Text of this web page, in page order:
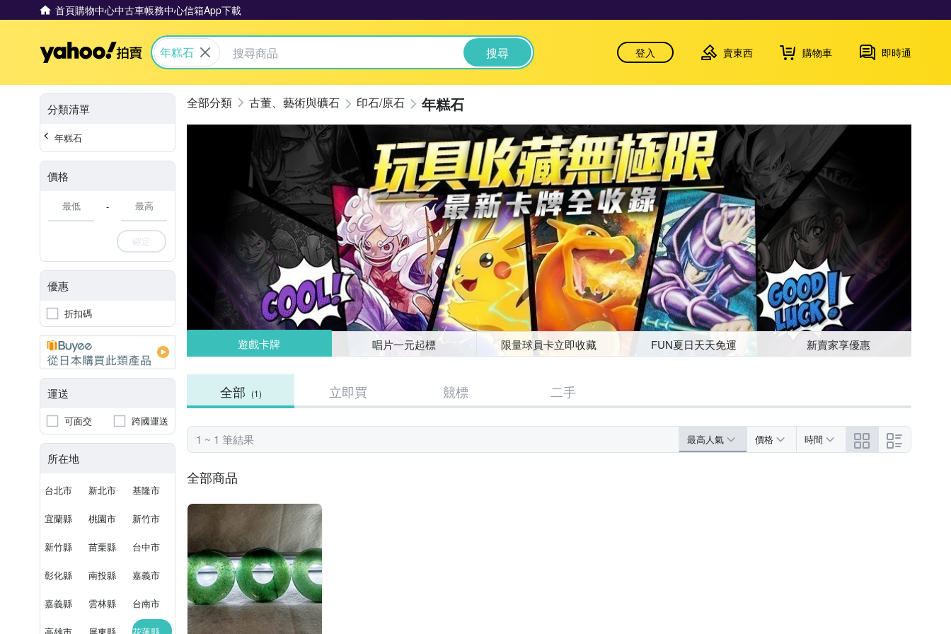
首頁購物中心中古車帳務中心信箱App下載
Yahoo拍賣
年糕石 搜尋 登入 賣東西 購物車 即時通
分類清單
年糕石
價格
-
確定
優惠
折扣碼
運送
可面交 跨國運送
所在地
台北市 新北市 基隆市
宜蘭縣 桃園市 新竹市
新竹縣 苗栗縣 台中市
彰化縣 南投縣 嘉義市
嘉義縣 雲林縣 台南市
古董、藝術與礦石 印石/原石 年糕石
遊戲卡牌 唱片一元起標 限量球員卡立即收藏 FUN夏日天天免運 新賣家享優惠
全部 (1) 立即買 競標 二手
1 ~ 1 筆結果 最高人氣 價格 時間
全部商品